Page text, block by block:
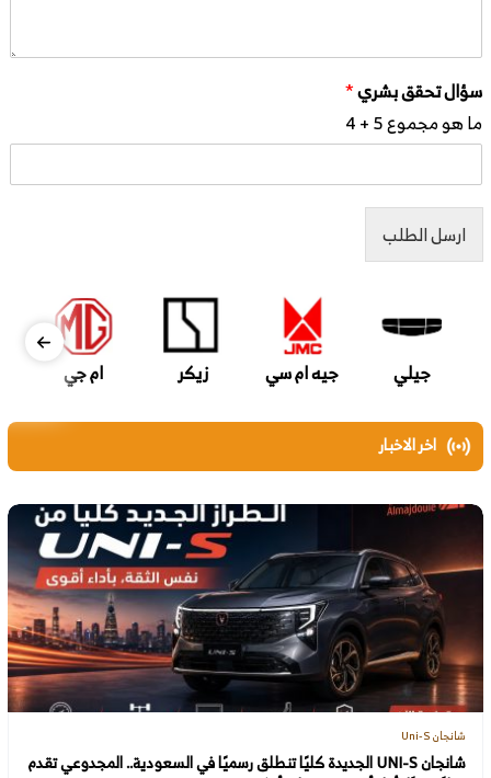
سؤال تحقق بشري*
ما هو مجموع 5 + 4
ارسل الطلب
جيلي جيه ام سي زيكر ام جي
اخر الاخبار
شانجان Uni-S
شانجان UNI-S الجديدة كليًا تنطلق رسميًا في السعودية.. المجدوعي تقدم